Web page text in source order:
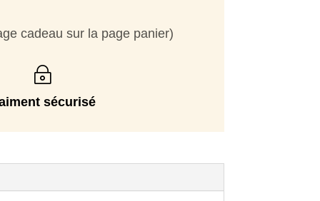
cadeau sur la page panier)
~
sécurisé